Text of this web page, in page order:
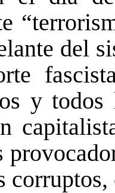
del
y todos